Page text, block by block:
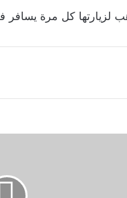
كل مرة يسافر